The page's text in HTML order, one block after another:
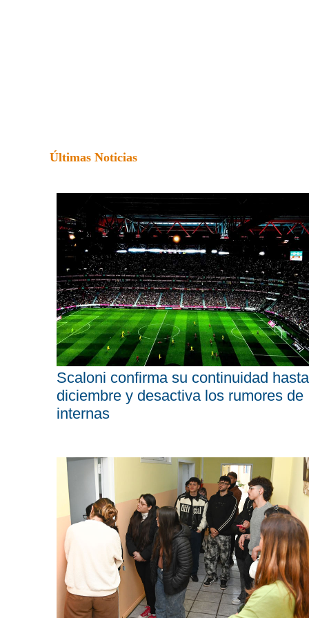
Últimas Noticias
Scaloni confirma su continuidad hasta
diciembre y desactiva los rumores de
internas